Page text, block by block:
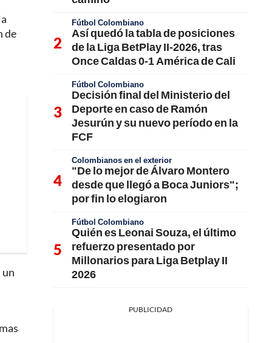
de
Fútbol Colombiano
Así quedó la tabla de posiciones
de la Liga BetPlay II-2026, tras
Once Caldas 0-1 América de Cali
Fútbol Colombiano
Decisión final del Ministerio del
Deporte en caso de Ramón
Jesurún y su nuevo período en la
FCF
Colombianos en el exterior
"De lo mejor de Álvaro Montero
desde que llegó a Boca Juniors";
por fin lo elogiaron
Fútbol Colombiano
Quién es Leonai Souza, el último
refuerzo presentado por
Millonarios para Liga Betplay II
2026
PUBLICIDAD